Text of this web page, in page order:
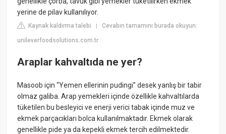
yerine de pilav kullanılıyor.
Kaynak kaldırma talebi |Cevabın tamamını burada okuyun:
unileverfoodsolutions.com.tr
Araplar kahvaltıda ne yer?
Masoob için “Yemen ellerinin pudingi” desek yanlış bir tabir
olmaz galiba. Arap yemekleri içinde özellikle kahvaltılarda
tüketilen bu besleyici ve enerji verici tabak içinde muz ve
ekmek parçacıkları bolca kullanılmaktadır. Ekmek olarak
genellikle pide ya da kepekli ekmek tercih edilmektedir.